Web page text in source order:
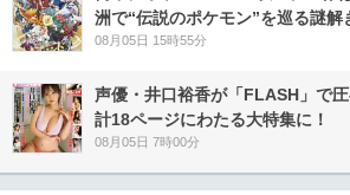
洲で“伝説のポケモン”を巡る謎解
08月05日 15時55分
声優・井口裕香が「FLASH」で
計18ページにわたる大特集に！
08月05日 7時00分